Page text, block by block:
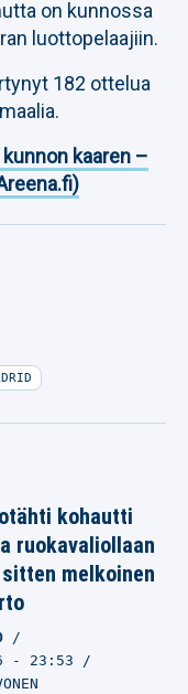
on kunnossa
luottopelaajiin.
182 ottelua
kaaren –
kohautti
ruokavaliollaan
melkoinen
- 23:53